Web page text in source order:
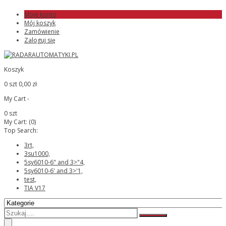
Moje konto
Mój koszyk
Zamówienie
Zaloguj się
Koszyk
0 szt 0,00 zł
My Cart -
0 szt
My Cart: (0)
Top Search:
3rt,
3su1000,
5sy6010-6" and 3>"4,
5sy6010-6' and 3>'1,
test,
TIA V17